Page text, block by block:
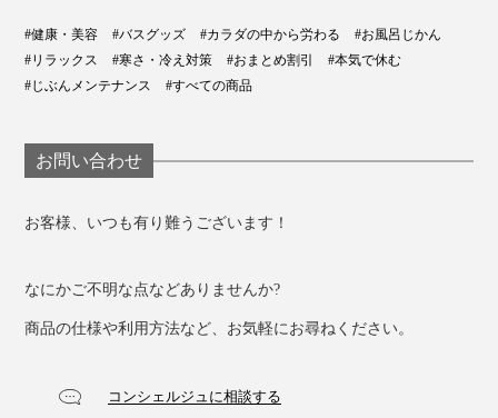
#健康・美容 #バスグッズ #カラダの中から労わる
#お風呂じかん
#リラックス
#寒さ・冷え対策 #おまとめ割引
#本気で休む
#じぶんメンテナンス
#すべての商品
お問い合わせ
お客様、いつも有り難うございます！
なにかご不明な点などありませんか?
商品の仕様や利用方法など、お気軽にお尋ねください。
コンシェルジュに相談する